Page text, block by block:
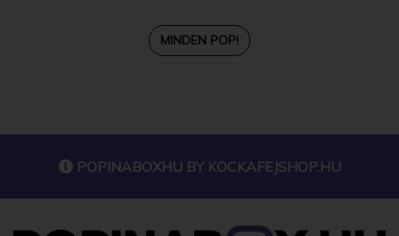
MINDEN POP!
POPINABOXHU BY KOCKAFEJSHOP.HU